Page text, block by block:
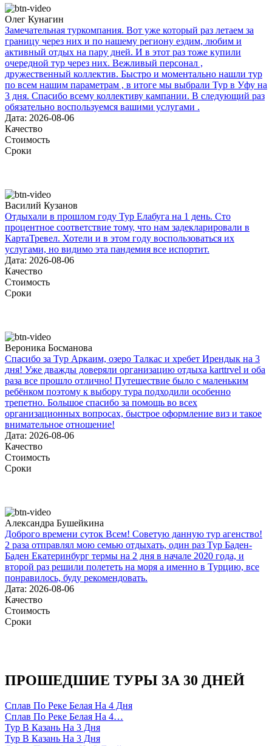
Олег Кунагин
Замечательная туркомпания. Вот уже который раз летаем за
границу через них и по нашему региону ездим, любим и
активный отдых на пару дней. И в этот раз тоже купили
очередной тур через них. Вежливый персонал ,
дружественный коллектив. Быстро и моментально нашли тур
по всем нашим параметрам , в итоге мы выбрали Тур в Уфу на
3 дня. Спасибо всему коллективу кампании. В следующий раз
обязательно воспользуемся вашими услугами .
Дата: 2026-08-06
Качество
Стоимость
Сроки
Василий Кузанов
Отдыхали в прошлом году Тур Елабуга на 1 день. Сто
процентное соответствие тому, что нам задекларировали в
КартаТревел. Хотели и в этом году воспользоваться их
услугами, но видимо эта пандемия все испортит.
Дата: 2026-08-06
Качество
Стоимость
Сроки
Вероника Босманова
Спасибо за Тур Аркаим, озеро Талкас и хребет Ирендык на 3
дня! Уже дважды доверяли организацию отдыха karttrvel и оба
раза все прошло отлично! Путешествие было с маленьким
ребёнком поэтому к выбору тура подходили особенно
трепетно. Большое спасибо за помощь во всех
организационных вопросах, быстрое оформление виз и такое
внимательное отношение!
Дата: 2026-08-06
Качество
Стоимость
Сроки
Александра Бушейкина
Доброго времени суток Всем! Советую данную тур агенство!
2 раза отправлял мою семью отдыхать, один раз Тур Баден-
Баден Екатеринбург термы на 2 дня в начале 2020 года, и
второй раз решили полететь на моря а именно в Турцию, все
понравилось, буду рекомендовать.
Дата: 2026-08-06
Качество
Стоимость
Сроки
ПРОШЕДШИЕ ТУРЫ ЗА 30 ДНЕЙ
Сплав По Реке Белая На 4 Дня
Сплав По Реке Белая На 4…
Тур В Казань На 3 Дня
Тур В Казань На 3 Дня